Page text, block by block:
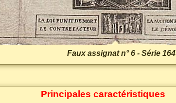
Faux assignat n° 6 - Série 164
Principales caractéristiques